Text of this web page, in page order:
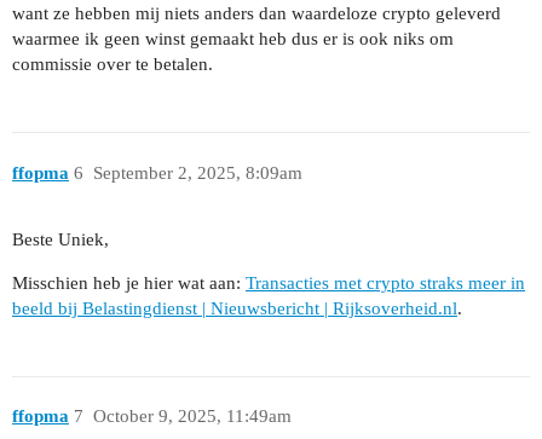
want ze hebben mij niets anders dan waardeloze crypto geleverd
waarmee ik geen winst gemaakt heb dus er is ook niks om
commissie over te betalen.
ffopma September 2, 2025, 8:09am
6
Beste Uniek,
Misschien heb je hier wat aan: Transacties met crypto straks meer in
beeld bij Belastingdienst | Nieuwsbericht | Rijksoverheid.nl.
ffopma October 9, 2025, 11:49am
7